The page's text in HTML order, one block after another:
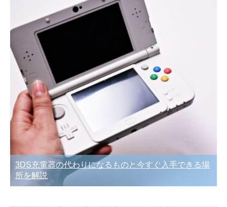
3DS充電器の代わりになるものと今すぐ入手できる場
所を解説